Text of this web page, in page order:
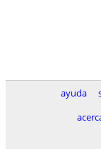
ayuda